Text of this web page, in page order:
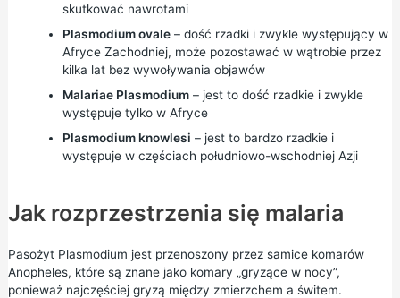
skutkować nawrotami
Plasmodium ovale– dość rzadki i zwykle występujący w
Afryce Zachodniej, może pozostawać w wątrobie przez
kilka lat bez wywoływania objawów
Malariae Plasmodium– jest to dość rzadkie i zwykle
występuje tylko w Afryce
Plasmodium knowlesi – jest to bardzo rzadkie i
występuje w częściach południowo-wschodniej Azji
Jak rozprzestrzenia się malaria
Pasożyt Plasmodium jest przenoszony przez samice komarów
Anopheles, które są znane jako komary „gryzące w nocy”,
ponieważ najczęściej gryzą między zmierzchem a świtem.